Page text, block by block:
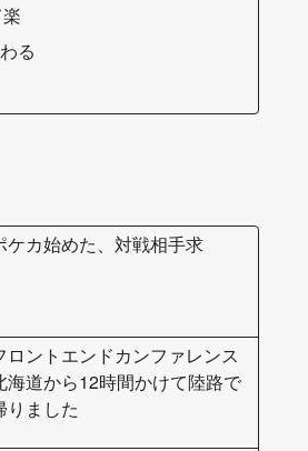
る
ケカ始めた、対戦相手求
ロントエンドカンファレンス
海道から12時間かけて陸路で
りました